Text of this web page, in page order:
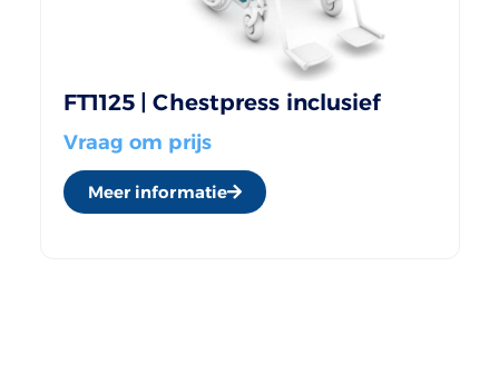
FT1125 | Chestpress inclusief
Vraag om prijs
Meer informatie